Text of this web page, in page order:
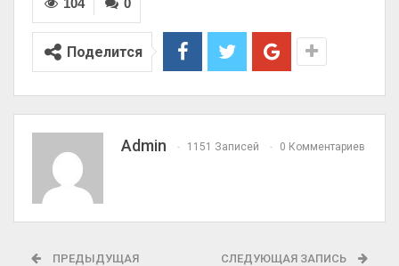
Поделится
Admin 1151 Записей 0 Комментариев
ПРЕДЫДУЩАЯ
СЛЕДУЮЩАЯ ЗАПИСЬ